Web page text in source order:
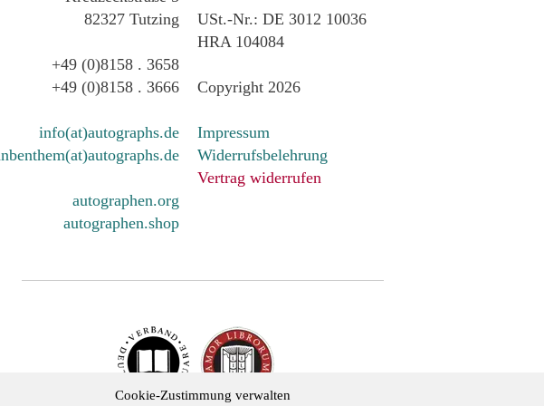
Cookie-Zustimmung verwalten
82327 Tutzing
+49 (0)8158 . 3658
+49 (0)8158 . 3666
info(at)autographs.de
autographen.org
autographen.shop
USt.-Nr.: DE 3012 10036
HRA 104084
Copyright 2026
Impressum
Widerrufsbelehrung
Vertrag widerrufen